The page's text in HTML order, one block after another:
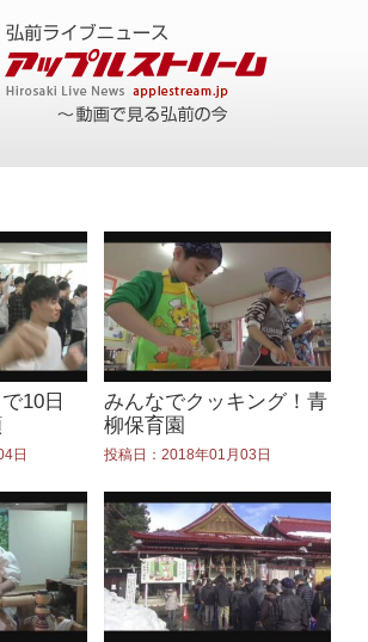
で10日
日
みんなでクッキング！青
柳保育園
投稿日：2018年01月03日